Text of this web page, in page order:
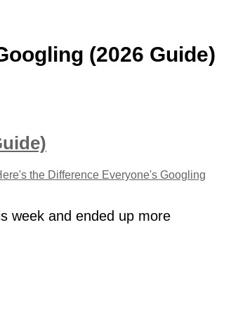
(2026 Guide)
the Difference Everyone's Googling
week and ended up more